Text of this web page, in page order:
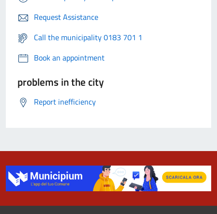
Request Assistance
Call the municipality 0183 701 1
Book an appointment
problems in the city
Report inefficiency